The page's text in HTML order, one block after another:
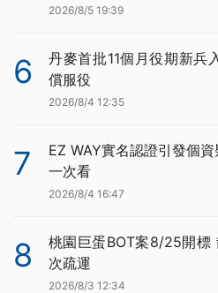
2026/8/5 19:39
6
丹麥首批11個月役期新兵
償服役
2026/8/4 12:35
7
EZ WAY實名認證引發個
一次看
2026/8/4 16:47
8
桃園巨蛋BOT案8/25開標
次疏運
2026/8/3 12:34